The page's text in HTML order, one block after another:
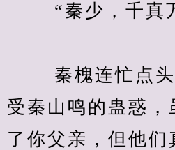
“秦少，千真
秦槐连忙点头
受秦山鸣的蛊惑，
了你父亲，但他们